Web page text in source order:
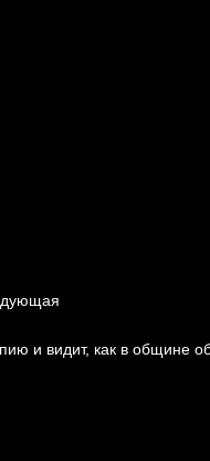
и видит, как в общине